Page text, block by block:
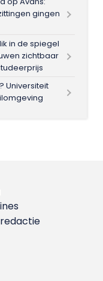
gingen
in de spiegel
zichtbaar
Universiteit